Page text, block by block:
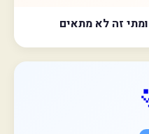
זה לא מתאים